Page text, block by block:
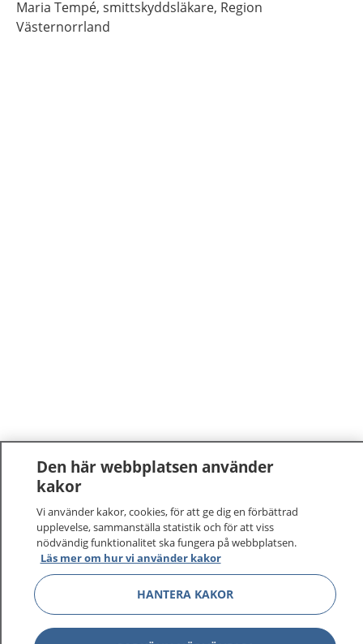
Maria Tempé, smittskyddsläkare, Region
Västernorrland
1177 –tryggt om din hälsa och vård
På 1177.se får du råd om hälsa och information om
sjukdomar och vilka mottagningar du kan kontakta.
Logga in för att läsa din journal och göra dina
vårdärenden. Ring telefonnummer 1177 för
sjukvårdsrådgivning dygnet runt.
1177 ger dig råd när du vill må bättre.
Den här webbplatsen använder
kakor
Vi använder kakor, cookies, för att ge dig en förbättrad
upplevelse, sammanställa statistik och för att viss
nödvändig funktionalitet ska fungera på webbplatsen.
Läs mer om hur vi använder kakor
HANTERA KAKOR